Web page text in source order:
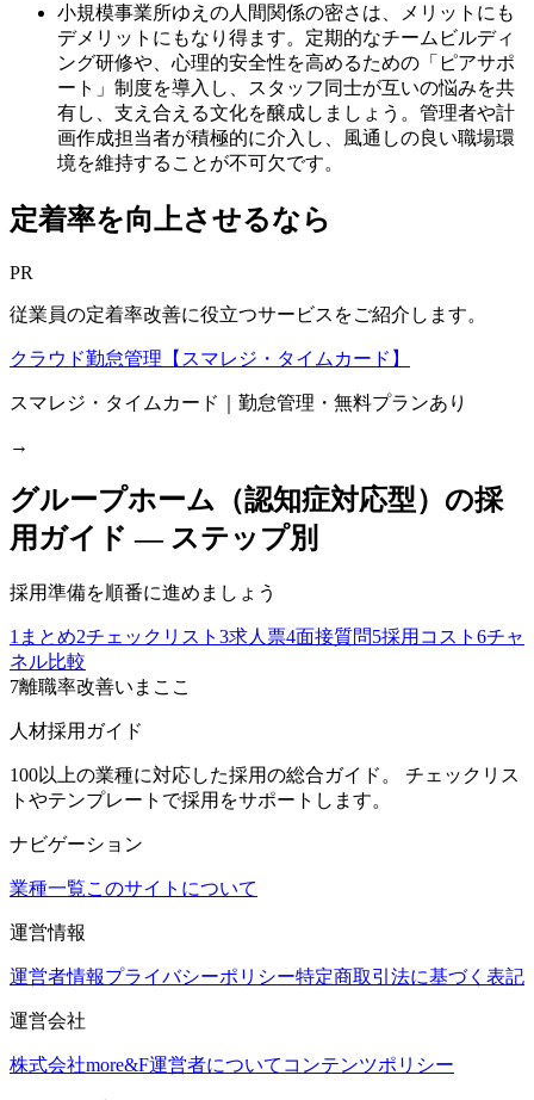
小規模事業所ゆえの人間関係の密さは、メリットにも
デメリットにもなり得ます。定期的なチームビルディ
ング研修や、心理的安全性を高めるための「ピアサポ
ート」制度を導入し、スタッフ同士が互いの悩みを共
有し、支え合える文化を醸成しましょう。管理者や計
画作成担当者が積極的に介入し、風通しの良い職場環
境を維持することが不可欠です。
定着率を向上させるなら
PR
従業員の定着率改善に役立つサービスをご紹介します。
クラウド勤怠管理【スマレジ・タイムカード】
スマレジ・タイムカード｜勤怠管理・無料プランあり
→
グループホーム（認知症対応型） の採
用ガイド — ステップ別
採用準備を順番に進めましょう
1 まとめ2チェックリスト 3求人票4面接質問5採用コスト 6チャ
ネル比較
7離職率改善いまここ
人材採用ガイド
100以上の業種に対応した採用の総合ガイド。 チェックリス
トやテンプレートで採用をサポートします。
ナビゲーション
業種一覧このサイトについて
運営情報
運営者情報プライバシーポリシー特定商取引法に基づく表記
運営会社
株式会社more&F運営者について コンテンツポリシー